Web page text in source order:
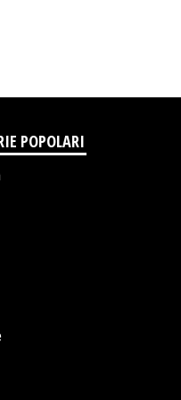
POPOLARI